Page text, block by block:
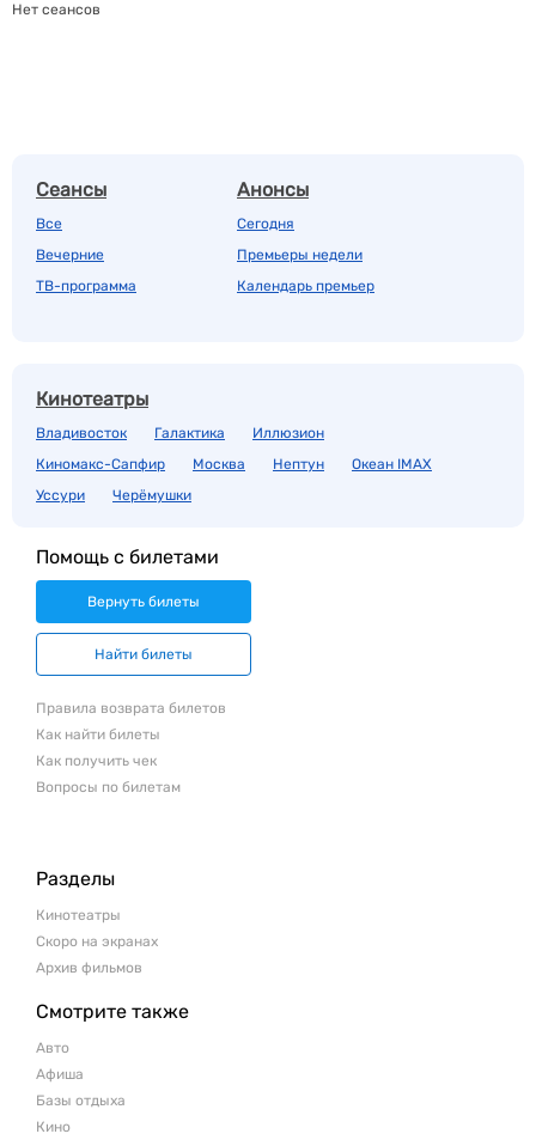
Нет сеансов
Сеансы
Все
Вечерние
ТВ-программа
Анонсы
Сегодня
Премьеры недели
Календарь премьер
Кинотеатры
Владивосток Галактика
Иллюзион
Киномакс-Сапфир
Москва Нептун
Океан IMAX
Уссури
Черёмушки
Помощь с билетами
Вернуть билеты
Найти билеты
Правила возврата билетов
Как найти билеты
Как получить чек
Вопросы по билетам
Разделы
Кинотеатры
Скоро на экранах
Архив фильмов
Смотрите также
Авто
Афиша
Базы отдыха
Кино